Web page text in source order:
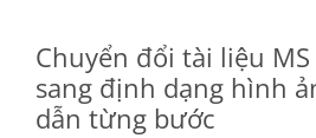
Chuyển đổi tài liệu
sang định dạng hình
dẫn từng bước